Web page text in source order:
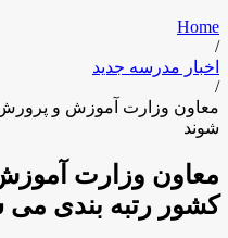
Home
/
اخبار مدرسه جدید
/
معاون وزارت آموزش و
شوند
معاون وزارت
کشور رتبه بندی می